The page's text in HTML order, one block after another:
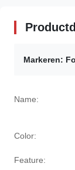
Markeren:
Name:
Color:
Feature: